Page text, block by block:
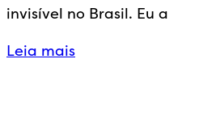
invisível no Brasil. Eu a
Leia mais